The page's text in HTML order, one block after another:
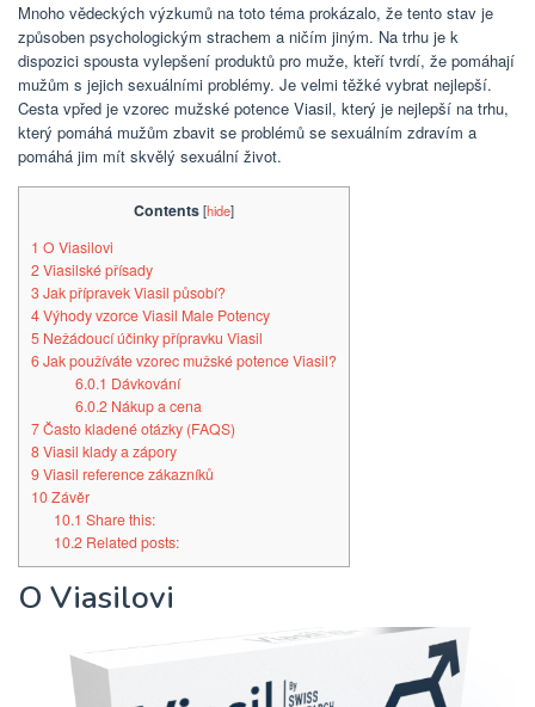
Mnoho vědeckých výzkumů na toto téma prokázalo, že tento stav je
způsoben psychologickým strachem a ničím jiným. Na trhu je k
dispozici spousta vylepšení produktů pro muže, kteří tvrdí, že pomáhají
mužům s jejich sexuálními problémy. Je velmi těžké vybrat nejlepší.
Cesta vpřed je vzorec mužské potence Viasil, který je nejlepší na trhu,
který pomáhá mužům zbavit se problémů se sexuálním zdravím a
pomáhá jim mít skvělý sexuální život.
Contents[hide]
1 O Viasilovi
2Viasilské přísady
3Jak přípravek Viasil působí?
4Výhody vzorce Viasil Male Potency
5 Nežádoucí účinky přípravku Viasil
6Jak používáte vzorec mužské potence Viasil?
6.0.1 Dávkování
6.0.2 Nákup a cena
7Často kladené otázky (FAQS)
8Viasil klady a zápory
9Viasil reference zákazníků
10Závěr
10.1 Share this:
10.2Related posts:
O Viasilovi